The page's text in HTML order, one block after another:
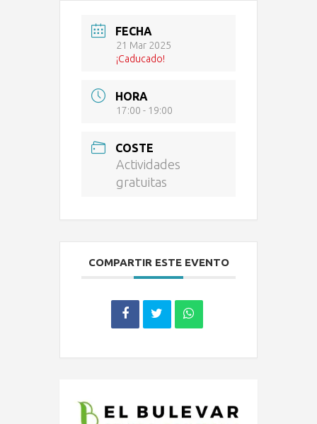
FECHA
21 Mar 2025
¡Caducado!
HORA
17:00 - 19:00
COSTE
Actividades
gratuitas
COMPARTIR ESTE EVENTO